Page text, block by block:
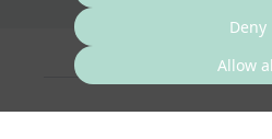
Terms Privacy Imprint
Deny
Allow